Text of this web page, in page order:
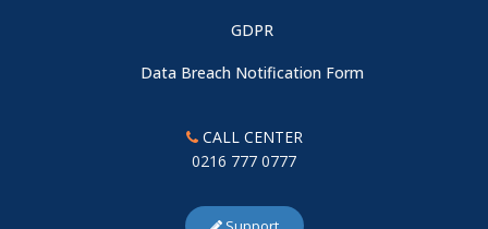
Uluslararası Konferansta En İyi Sunum Ödülü
GDPR
Data Breach Notification Form
CALL CENTER
0216 777 0777